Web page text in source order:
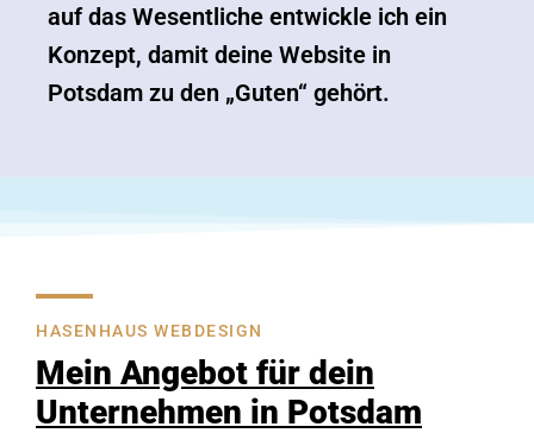
auf das Wesentliche entwickle ich ein
Konzept, damit deine Website in
Potsdam zu den „Guten“ gehört.
HASENHAUS WEBDESIGN
Mein Angebot für dein
Unternehmen in Potsdam